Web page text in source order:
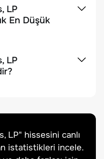
LP
En Düşük
LP
LP" hissesini canlı
istatistikleri incele.